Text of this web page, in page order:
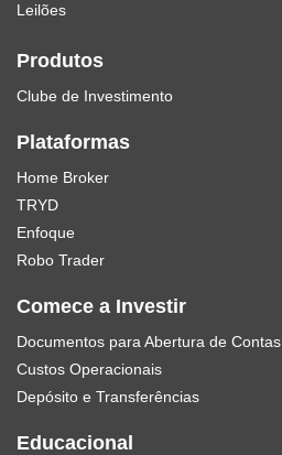
Leilões
Produtos
Clube de Investimento
Plataformas
Home Broker
TRYD
Enfoque
Robo Trader
Comece a Investir
Documentos para Abertura de Contas
Custos Operacionais
Depósito e Transferências
Educacional